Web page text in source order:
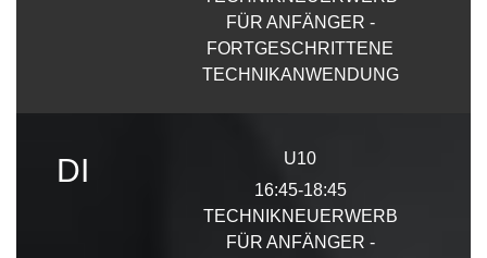
FÜR ANFÄNGER -
FORTGESCHRITTENE
TECHNIKANWENDUNG
DI
U10
16:45-18:45
TECHNIKNEUERWERB
FÜR ANFÄNGER -